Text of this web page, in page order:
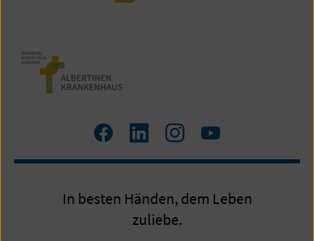
Facebook
LinkedInInstagram
Youtube
In besten Händen, dem Leben
zuliebe.